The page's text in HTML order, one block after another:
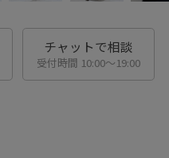
チャットで相談
受付時間 10:00〜19:00